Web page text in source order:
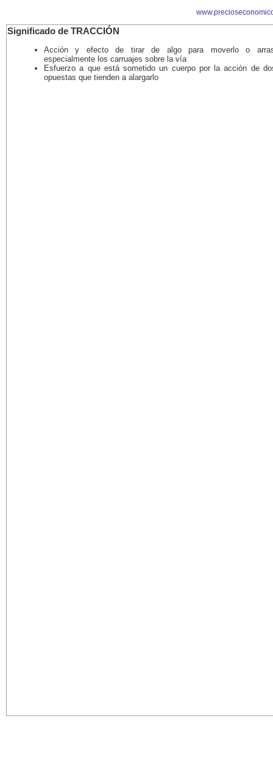
Significado de TRACCIÓN
Acción y efecto de tirar de algo para moverlo o
especialmente los carruajes sobre la vía
Esfuerzo a que está sometido un cuerpo por la acción de
opuestas que tienden a alargarlo